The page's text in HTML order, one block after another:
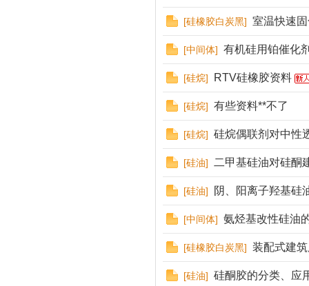
[硅橡胶白炭黑] 室温快速
[中间体] 有机硅用铂催化
[硅烷] RTV硅橡胶资料
[硅烷] 有些资料**不了
[硅烷] 硅烷偶联剂对中性
[硅油] 二甲基硅油对硅酮
[硅油] 阴、阳离子羟基硅
[中间体] 氨烃基改性硅油
[硅橡胶白炭黑] 装配式建
[硅油] 硅酮胶的分类、应